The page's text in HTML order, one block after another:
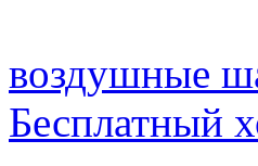
воздушные
Бесплатный